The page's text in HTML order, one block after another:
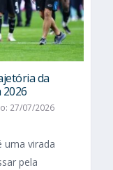
da
2026
27/07/2026
uma virada
pela